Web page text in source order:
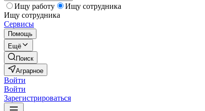
Ищу работу
Ищу сотрудника
Ищу сотрудника
Сервисы
Помощь
Ещё
Поиск
Аграрное
Войти
Войти
Зарегистрироваться